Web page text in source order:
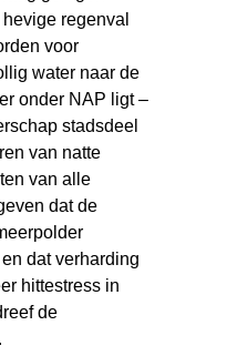
regenval
voor
water naar de
onder NAP ligt –
stadsdeel
van natte
van alle
dat de
dat verharding
hittestress in
de